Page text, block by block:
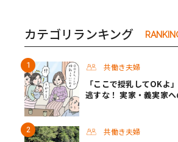
カテゴリランキング
共働き夫婦
「ここで授乳してOKよ
逃すな！ 実家・義実家へ
共働き夫婦